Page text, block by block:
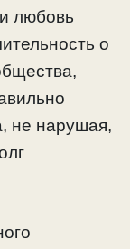
любовь
о
не нарушая,